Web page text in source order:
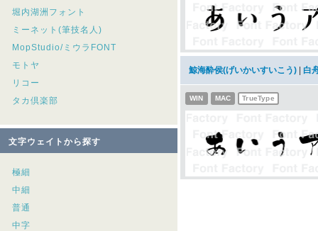
堀内湖洲フォント
ミーネット(筆技名人)
MopStudio/ミウラFONT
モトヤ
リコー
タカ倶楽部
文字ウェイトから探す
極細
中細
普通
中字
鯨海酔侯(げいかいすいこう) 白
WIN MAC TrueType